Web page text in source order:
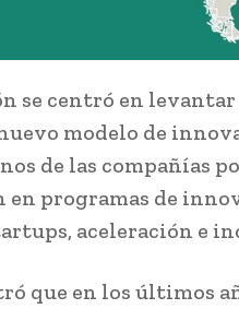
se centró en
modelo de
de las compañías
en programas de
aceleración e
que en los últimos